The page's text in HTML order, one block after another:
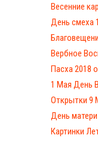
Весенние
День смеха
Вербное
Пасха 2018
1 Мая День
Открытки 9
День
Картинки